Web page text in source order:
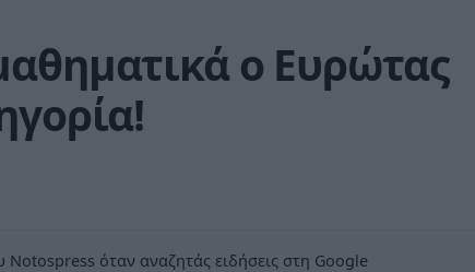
ο Ευρώτας
όταν αναζητάς ειδήσεις στη Google